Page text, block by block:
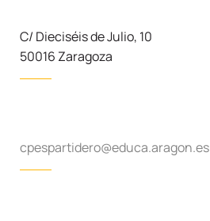
C/ Dieciséis de Julio, 10
50016 Zaragoza
cpespartidero@educa.aragon.es